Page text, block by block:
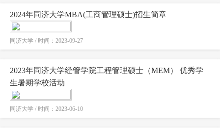
2024年同济大学MBA(工商管理硕士)招生简章
同济大学 / 时间：2023-09-27
2023年同济大学经管学院工程管理硕士（MEM） 优秀学
生暑期学校活动
同济大学 / 时间：2023-06-10